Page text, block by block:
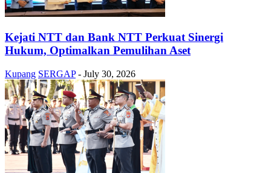
Kejati NTT dan Bank NTT Perkuat Sinergi
Hukum, Optimalkan Pemulihan Aset
Kupang SERGAP - July 30, 2026